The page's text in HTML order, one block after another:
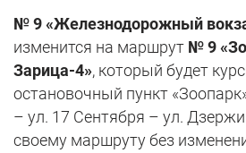
№ 9 «Железнодорожный
изменится на маршрут № 9
Зарица-4», который будет
остановочный пункт
– ул. 17 Сентября – ул.
своему маршруту без